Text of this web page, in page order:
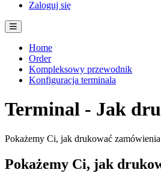
Zaloguj się
Home
Order
Kompleksowy przewodnik
Konfiguracja terminala
Terminal - Jak
Pokażemy Ci, jak drukować
Pokażemy Ci, jak